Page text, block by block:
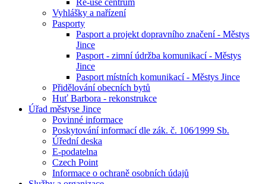
Re-use centrum
Vyhlášky a nařízení
Pasporty
Pasport a projekt dopravního značení - Městys
Jince
Pasport - zimní údržba komunikací - Městys
Jince
Pasport místních komunikací - Městys Jince
Přidělování obecních bytů
Huť Barbora - rekonstrukce
Úřad městyse Jince
Povinné informace
Poskytování informací dle zák. č. 106⁄1999 Sb.
Úřední deska
E-podatelna
Czech Point
Informace o ochraně osobních údajů